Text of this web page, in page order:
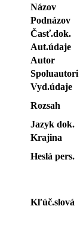
Názov
Podnázov
Časť.dok.
Aut.údaje
Autor
Spoluautori
Vyd.údaje
Rozsah
Jazyk dok.
Krajina
Heslá pers.
Kľúč.slová